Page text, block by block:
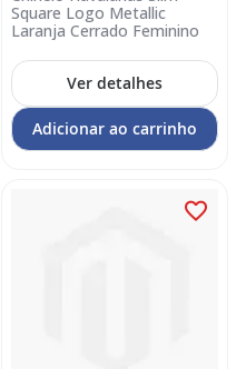
Square Logo Metallic
Laranja Cerrado Feminino
Ver detalhes
Adicionar ao carrinho